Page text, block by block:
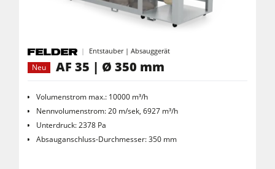
Entstauber | Absauggerät
Neu
AF 35 | Ø 350 mm
Volumenstrom max.: 10000 m³/h
Nennvolumenstrom: 20 m/sek, 6927 m³/h
Unterdruck: 2378 Pa
Absauganschluss-Durchmesser: 350 mm